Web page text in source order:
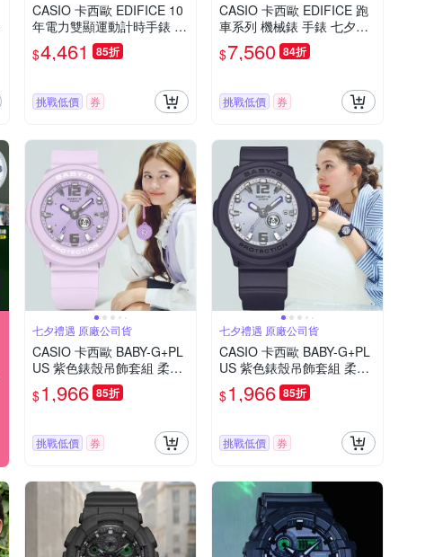
CASIO 卡西歐 EDIFICE 10
年電力雙顯運動計時手錶 七
夕寵愛季 送禮推薦-綠x銀 E
RA-130D-3A
$4,461 85折
挑戰低價 券
CASIO 卡西歐 EDIFICE 跑
車系列 機械錶 手錶 七夕寵
愛季 送禮推薦-38mm EFK-
110D-2A
$7,560 84折
挑戰低價 券
七夕禮遇 原廠公司貨
CASIO 卡西歐 BABY-G+PL
US 紫色錶殼吊飾套組 柔和
粉彩指針女錶 學生錶 手錶
七夕寵愛季 送禮推薦 BGA-
$1,966 85折
挑戰低價 券
七夕禮遇 原廠公司貨
CASIO 卡西歐 BABY-G+PL
US 紫色錶殼吊飾套組 柔和
粉彩指針女錶 學生錶 手錶
七夕寵愛季 送禮推薦 BGA-
$1,966 85折
挑戰低價 券